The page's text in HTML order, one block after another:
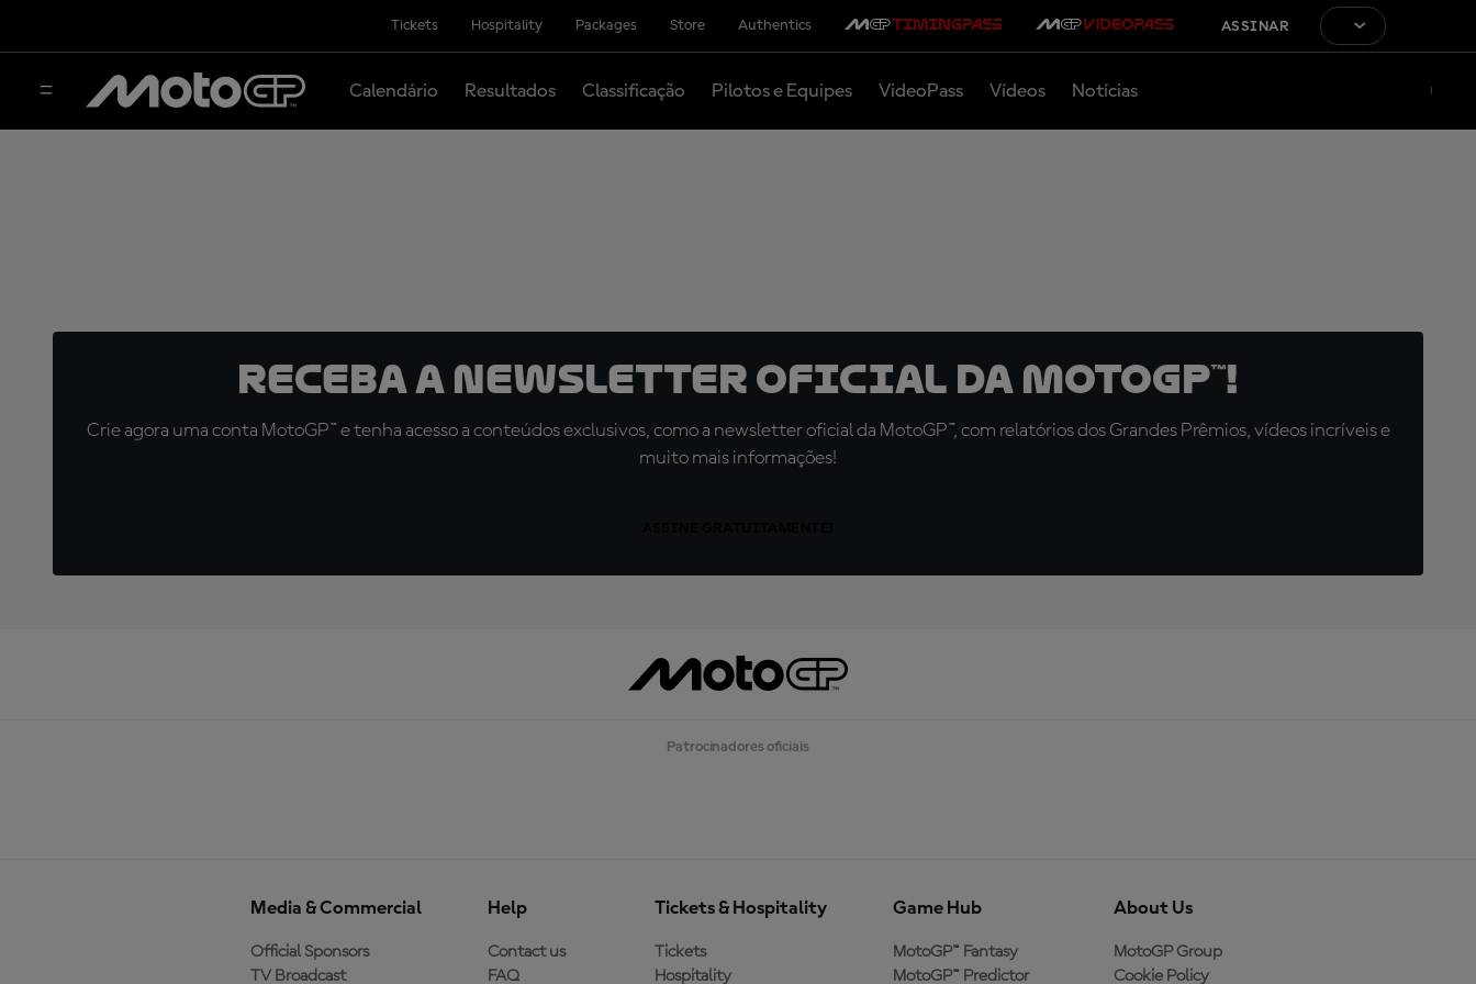
Tickets Hospitality Packages Store Authentics ASSINAR
Calendário Resultados Classificação Pilotos e Equipes VideoPass Vídeos Notícias
Receba a newsletter oficial da MotoGP™!
Crie agora uma conta MotoGP™ e tenha acesso a conteúdos exclusivos, como a newsletter oficial da MotoGP™, com relatórios dos Grandes Prêmios, vídeos incríveis e
muito mais informações!
Patrocinadores oficiais
Media & Commercial
Official Sponsors
TV Broadcast
Help
Contact us
FAQ
Tickets & Hospitality
Tickets
Hospitality
Game Hub
MotoGP™ Fantasy
MotoGP™ Predictor
About Us
MotoGP Group
Cookie Policy